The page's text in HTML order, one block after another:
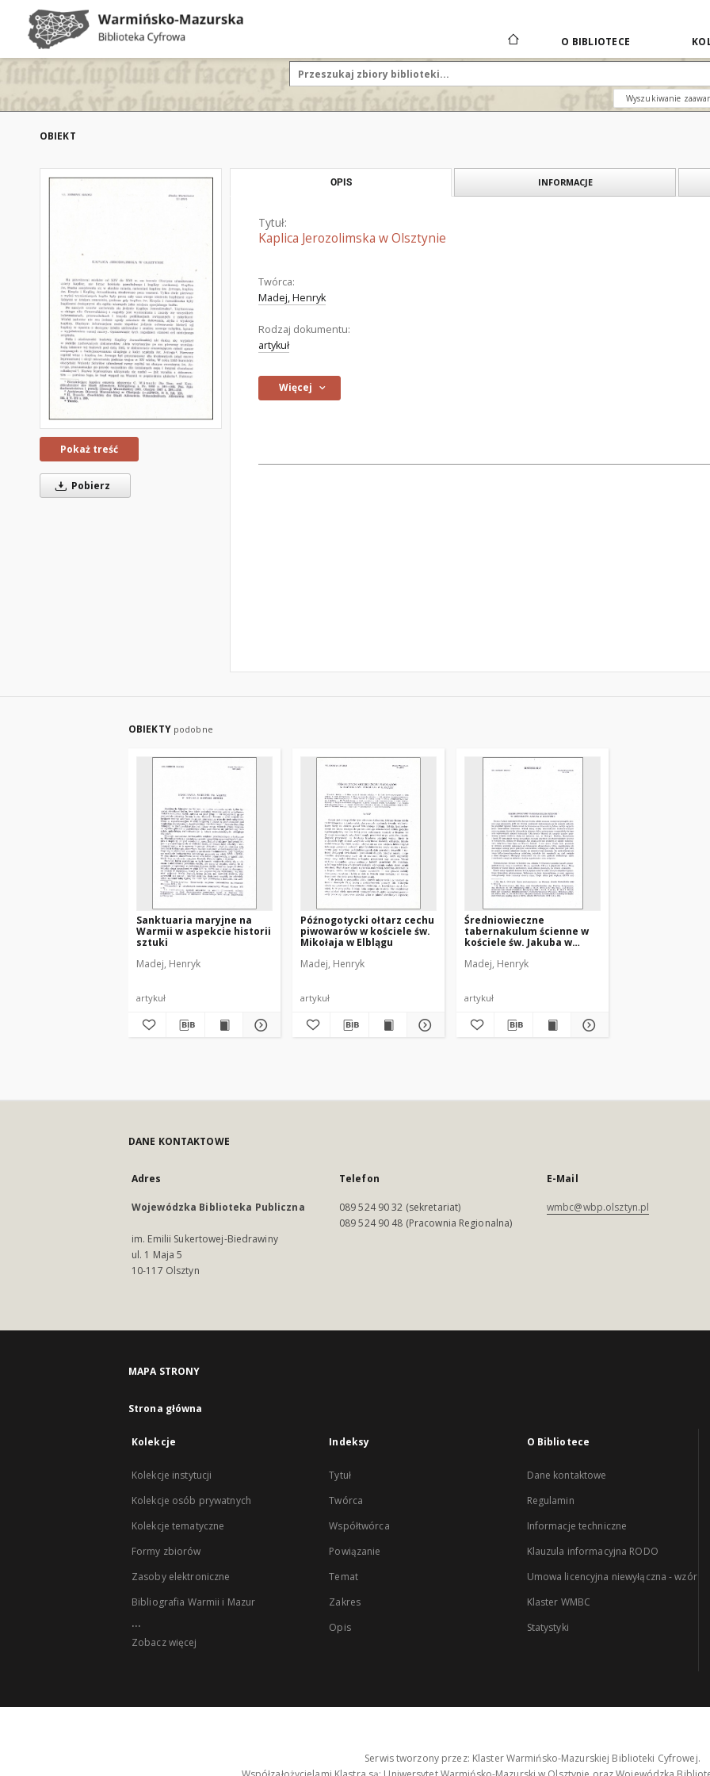
O BIBLIOTECE
Wyszukiwanie
OBIEKT
Pokaż treść
Pobierz
OPIS INFORMACJE
Tytuł:
Kaplica Jerozolimska w Olsztynie
Twórca:
Madej, Henryk
Rodzaj dokumentu:
artykuł
Więcej
OBIEKTY podobne
Sanktuaria maryjne na
Warmii w aspekcie historii
sztuki
Madej, Henryk
artykuł
Późnogotycki ołtarz cechu
piwowarów w kościele św.
Mikołaja w Elblągu
Madej, Henryk
artykuł
Średniowieczne
tabernakulum ścienne w
kościele św. Jakuba w
Madej, Henryk
artykuł
DANE KONTAKTOWE
Adres
Wojewódzka Biblioteka Publiczna
im. Emilii Sukertowej-Biedrawiny
ul. 1 Maja 5
10-117 Olsztyn
Telefon
089 524 90 32 (sekretariat)
089 524 90 48 (Pracownia Regionalna)
E-Mail
wmbc@wbp.olsztyn.pl
MAPA STRONY
Strona główna
Kolekcje
Kolekcje instytucji
Kolekcje osób prywatnych
Kolekcje tematyczne
Formy zbiorów
Zasoby elektroniczne
Bibliografia Warmii i Mazur
...
Zobacz więcej
Indeksy
Tytuł
Twórca
Współtwórca
Powiązanie
Temat
Zakres
Opis
O Bibliotece
Dane kontaktowe
Regulamin
Informacje techniczne
Klauzula informacyjna RODO
Umowa licencyjna niewyłączna - wzór
Klaster WMBC
Statystyki
Serwis tworzony przez: Klaster Warmińsko-Mazurskiej Biblioteki Cyfrowej.